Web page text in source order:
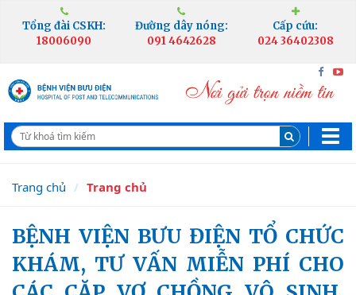
Tổng đài CSKH:
18006090
Đường dây nóng:
091 4642628
Cấp cứu:
024 36402308
Trang chủ Trang chủ
BỆNH VIỆN BƯU ĐIỆN TỔ CHỨC
KHÁM, TƯ VẤN MIỄN PHÍ CHO